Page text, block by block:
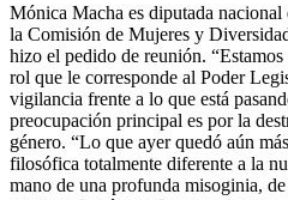
Mónica Macha es diputada
la Comisión de Mujeres y
hizo el pedido de reunión.
rol que le corresponde al Poder
vigilancia frente a lo que está
preocupación principal es por la
género. “Lo que ayer quedó aún
filosófica totalmente diferente a la
mano de una profunda misoginia,